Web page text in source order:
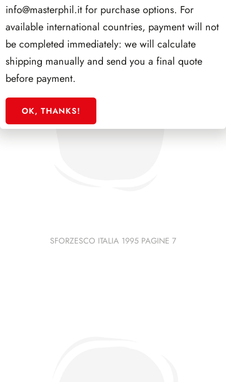
SFORZESCO ITALIA 1995 PAGINE 7
info@masterphil.it for purchase options. For
available international countries, payment will not
be completed immediately: we will calculate
shipping manually and send you a final quote
before payment.
OK, THANKS!